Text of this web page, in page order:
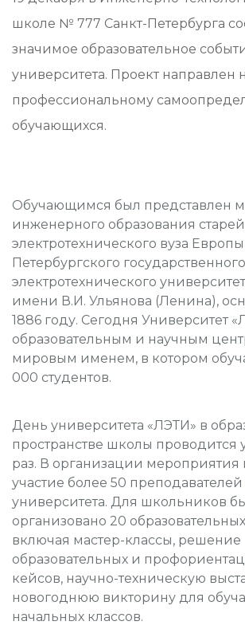
школе № 777 Санкт-Петербурга
значимое образовательное
университета. Проект направлен
профессиональному
обучающихся.
Обучающимся был представлен
инженерного образования
электротехнического вуза
Петербургского государственного
электротехнического
имени В.И. Ульянова (Ленина),
1886 году. Сегодня Университет
образовательным и научным
мировым именем, в котором
000 студентов.
День университета «ЛЭТИ» в
пространстве школы проводится
раз. В организации мероприятия
участие более 50 преподавателей
университета. Для школьников
организовано 20
включая мастер-классы, решение
образовательных и
кейсов, научно-техническую
новогоднюю викторину для
начальных классов.